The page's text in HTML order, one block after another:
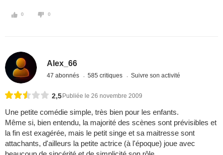
0 0
Alex_66
47 abonnés 585 critiques Suivre son activité
2,5 Publiée le 26 novembre 2009
Une petite comédie simple, très bien pour les enfants.
Même si, bien entendu, la majorité des scènes sont prévisibles et
la fin est exagérée, mais le petit singe et sa maitresse sont
attachants, d'ailleurs la petite actrice (à l'époque) joue avec